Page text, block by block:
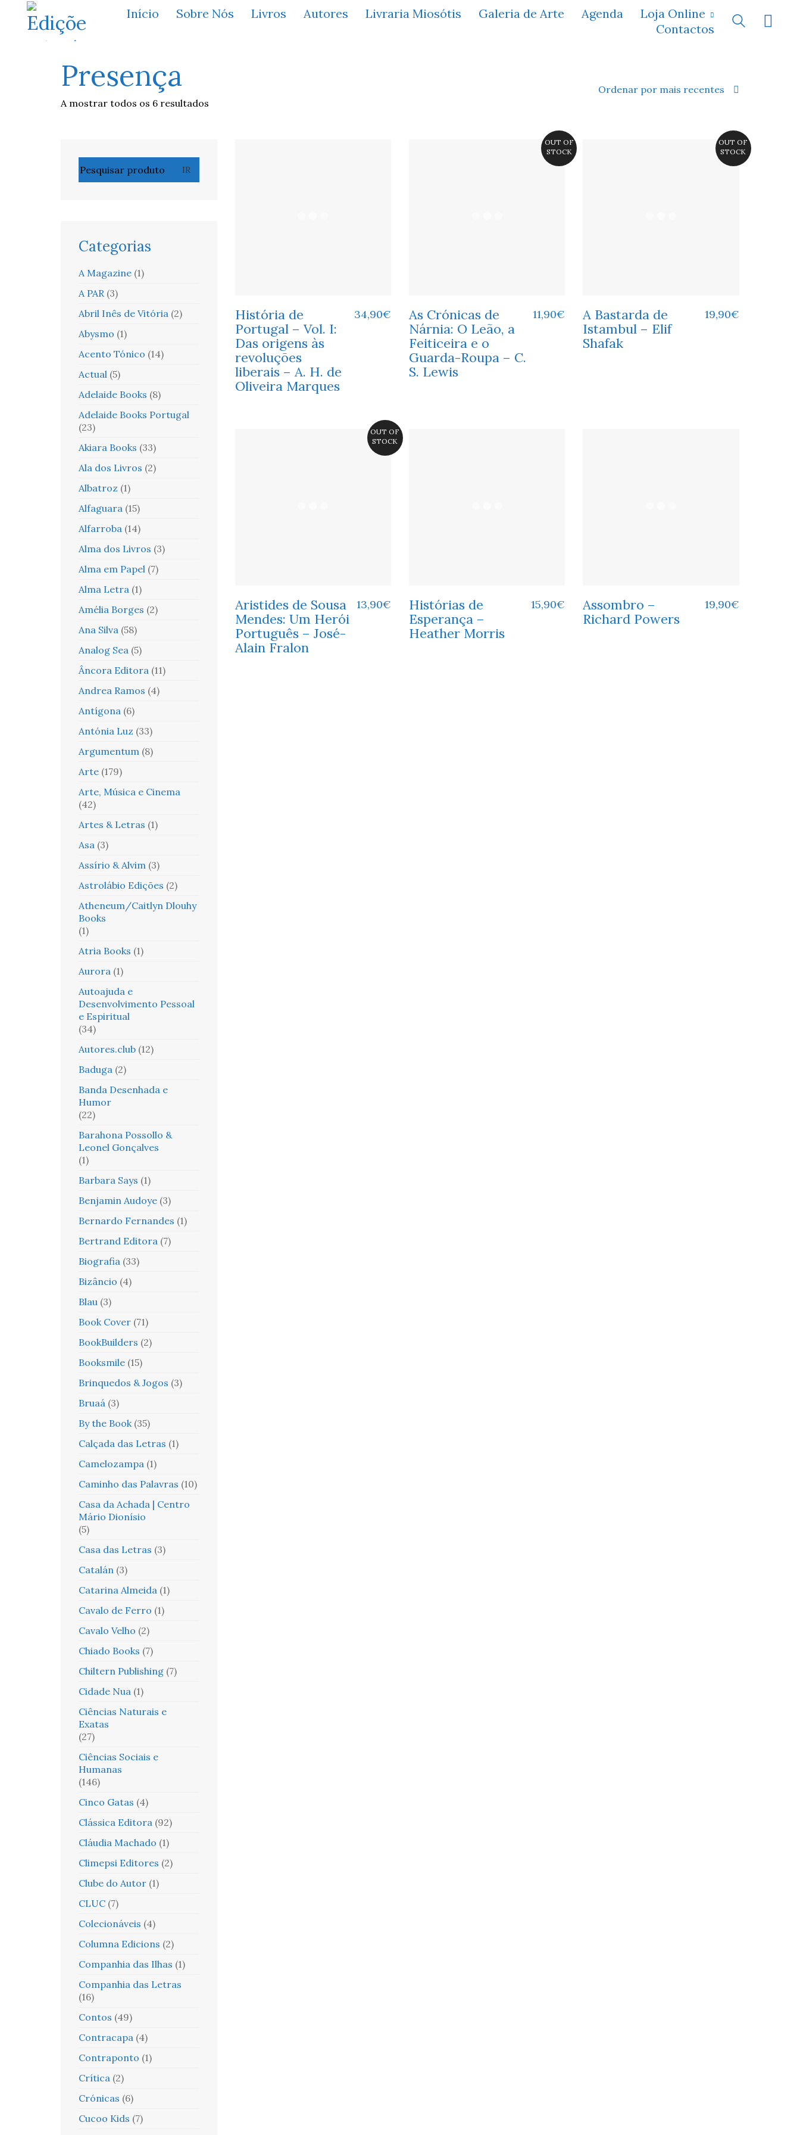
Início Sobre Nós Livros Autores Livraria Miosótis Galeria de Arte Agenda
Loja Online
Contactos
Presença
A mostrar todos os 6 resultados
Ordenar por mais recentes
História de
Portugal – Vol. I:
Das origens às
revoluções
liberais – A. H. de
Oliveira Marques
34,90€
OUT OF
STOCK
As Crónicas de
Nárnia: O Leão, a
Feiticeira e o
Guarda-Roupa – C.
S. Lewis
11,90€
OUT OF
STOCK
A Bastarda de
Istambul – Elif
Shafak
19,90€
OUT OF
STOCK
Aristides de Sousa
Mendes: Um Herói
Português – José-
Alain Fralon
13,90€
Histórias de
Esperança –
Heather Morris
15,90€
Assombro –
Richard Powers
19,90€
por:
IR
Categorias
A Magazine (1)
A PAR (3)
Abril Inês de Vitória (2)
Abysmo (1)
Acento Tónico (14)
Actual (5)
Adelaide Books (8)
Adelaide Books Portugal
(23)
Akiara Books (33)
Ala dos Livros (2)
Albatroz (1)
Alfaguara (15)
Alfarroba (14)
Alma dos Livros (3)
Alma em Papel (7)
Alma Letra (1)
Amélia Borges (2)
Ana Silva (58)
Analog Sea (5)
Âncora Editora (11)
Andrea Ramos (4)
Antígona (6)
Antónia Luz (33)
Argumentum (8)
Arte (179)
Arte, Música e Cinema
(42)
Artes & Letras (1)
Asa (3)
Assírio & Alvim (3)
Astrolábio Edições (2)
Atheneum/Caitlyn Dlouhy
Books
(1)
Atria Books (1)
Aurora (1)
Autoajuda e
Desenvolvimento Pessoal
e Espiritual
(34)
Autores.club (12)
Baduga (2)
Banda Desenhada e
Humor
(22)
Barahona Possollo &
Leonel Gonçalves
(1)
Barbara Says (1)
Benjamin Audoye (3)
Bernardo Fernandes (1)
Bertrand Editora (7)
Biografia (33)
Bizâncio (4)
Blau (3)
Book Cover (71)
BookBuilders (2)
Booksmile (15)
Brinquedos & Jogos (3)
Bruaá (3)
By the Book (35)
Calçada das Letras (1)
Camelozampa (1)
Caminho das Palavras (10)
Casa da Achada | Centro
Mário Dionísio
(5)
Casa das Letras (3)
Catalán (3)
Catarina Almeida (1)
Cavalo de Ferro (1)
Cavalo Velho (2)
Chiado Books (7)
Chiltern Publishing (7)
Cidade Nua (1)
Ciências Naturais e
Exatas
(27)
Ciências Sociais e
Humanas
(146)
Cinco Gatas (4)
Clássica Editora (92)
Cláudia Machado (1)
Climepsi Editores (2)
Clube do Autor (1)
CLUC (7)
Colecionáveis (4)
Columna Edicions (2)
Companhia das Ilhas (1)
Companhia das Letras
(16)
Contos (49)
Contracapa (4)
Contraponto (1)
Crítica (2)
Crónicas (6)
Cucoo Kids (7)